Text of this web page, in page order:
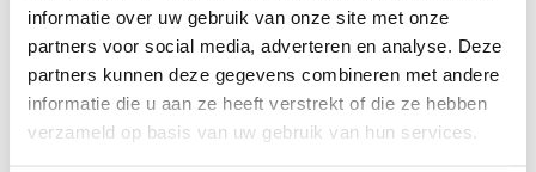
informatie over uw gebruik van onze site met onze
partners voor social media, adverteren en analyse. Deze
partners kunnen deze gegevens combineren met andere
informatie die u aan ze heeft verstrekt of die ze hebben
verzameld op basis van uw gebruik van hun services.
Cosy Loft 5min Paris
Ontdek Frankrijk
Vakantiehuis huren in Frankrijk
Verhuurders